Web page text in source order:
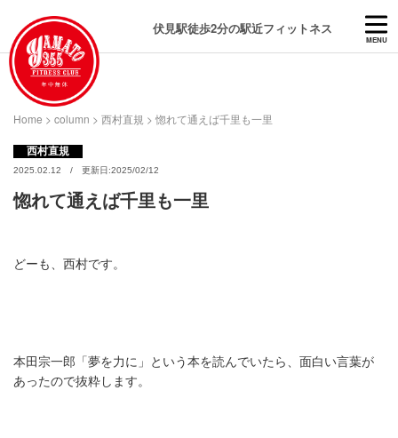
伏見駅徒歩2分の駅近フィットネス
MENU
Home > column > 西村直規 > 惚れて通えば千里も一里
西村直規
2025.02.12 / 更新日:2025/02/12
惚れて通えば千里も一里
どーも、西村です。
本田宗一郎「夢を力に」という本を読んでいたら、面白い言葉が
あったので抜粋します。